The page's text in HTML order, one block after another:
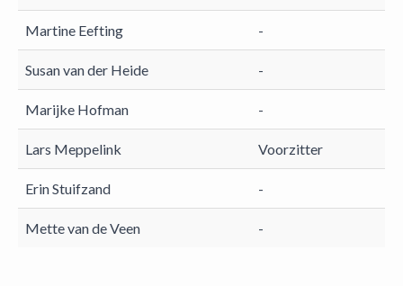
Martine Eefting -
Susan van der Heide -
Marijke Hofman -
Lars Meppelink Voorzitter
Erin Stuifzand -
Mette van de Veen -